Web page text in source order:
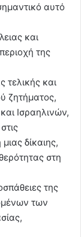
αυτό
και
της
τελικής και
ζητήματος,
Ισραηλινών,
δίκαιης,
στη
της
των